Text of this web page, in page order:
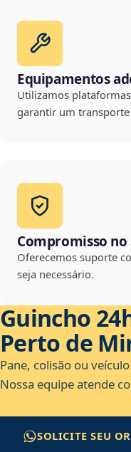
Equipamentos
Utilizamos
garantir um
Compromisso
Oferecemos suporte
seja necessário.
Guincho
Perto de
Pane, colisão ou
Nossa equipe atende
SOLICITE SEU